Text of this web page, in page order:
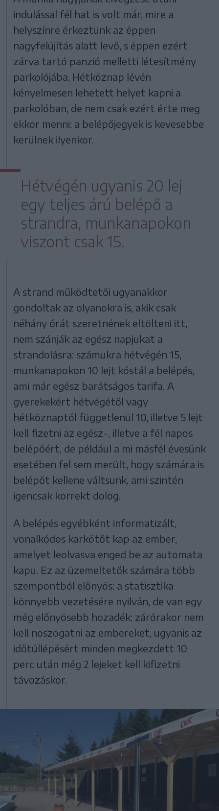
indulással fél hat is volt már, mire a
helyszínre érkeztünk az éppen
nagyfelújítás alatt levő, s éppen ezért
zárva tartó panzió melletti létesítmény
parkolójába. Hétköznap lévén
kényelmesen lehetett helyet kapni a
parkolóban, de nem csak ezért érte meg
ekkor menni: a belépőjegyek is kevesebbe
kerülnek ilyenkor.
Hétvégén ugyanis 20 lej
egy teljes árú belépő a
strandra, munkanapokon
viszont csak 15.
A strand működtetői ugyanakkor
gondoltak az olyanokra is, akik csak
néhány órát szeretnének eltölteni itt,
nem szánják az egész napjukat a
strandolásra: számukra hétvégén 15,
munkanapokon 10 lejt kóstál a belépés,
ami már egész barátságos tarifa. A
gyerekekért hétvégétől vagy
hétköznaptól függetlenül 10, illetve 5 lejt
kell fizetni az egész-, illetve a fél napos
belépőért, de például a mi másfél évesünk
esetében fel sem merült, hogy számára is
belépőt kellene váltsunk, ami szintén
igencsak korrekt dolog.
A belépés egyébként informatizált,
vonalkódos karkötőt kap az ember,
amelyet leolvasva enged be az automata
kapu. Ez az üzemeltetők számára több
szempontból előnyös: a statisztika
könnyebb vezetésére nyilván, de van egy
még előnyösebb hozadék: zárórakor nem
kell noszogatni az embereket, ugyanis az
időtúllépésért minden megkezdett 10
perc után még 2 lejeket kell kifizetni
távozáskor.